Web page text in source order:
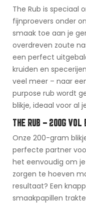
The Rub is speciaal
fijnproevers onder
smaak toe aan je
overdreven zoute
een perfect
kruiden en
veel meer – naar
purpose rub wordt
blikje, ideaal voor al
THE RUB – 200G VOL
Onze 200-gram
perfecte partner
het eenvoudig om
zorgen te hoeven
resultaat? Een
smaakpapillen